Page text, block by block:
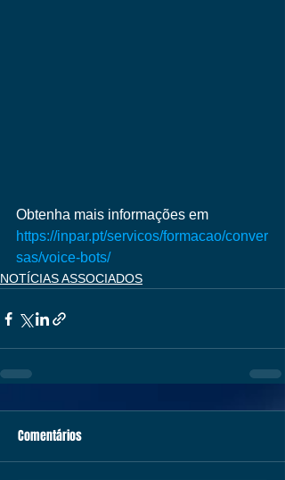
Obtenha mais informações em
https://inpar.pt/servicos/formacao/conver
sas/voice-bots/
NOTÍCIAS ASSOCIADOS
Comentários